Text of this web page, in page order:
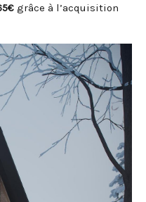
grâce à l’acquisition